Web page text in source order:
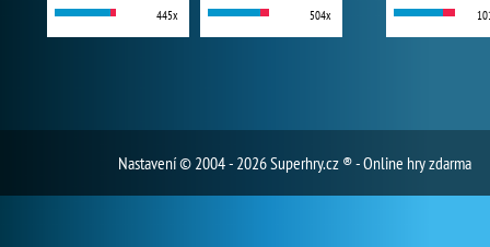
445x 504x
Nastavení© 2004 - 2026 Superhry.cz ® - Online hry zdarma